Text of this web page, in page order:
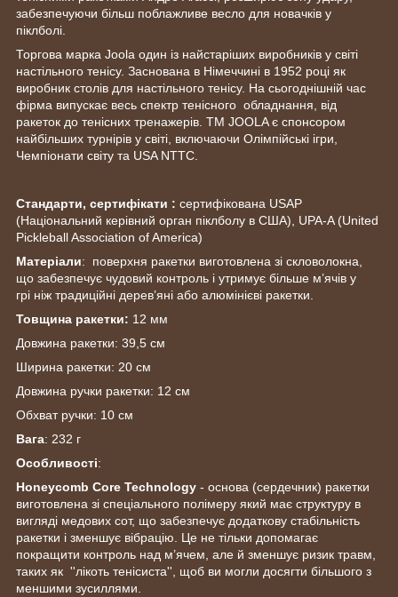
забезпечуючи більш поблажливе весло для новачків у
піклболі.
Торгова марка Joola один із найстаріших виробників у світі
настільного тенісу. Заснована в Німеччині в 1952 році як
виробник столів для настільного тенісу. На сьогоднішній час
фірма випускає весь спектр тенісного обладнання, від
ракеток до тенісних тренажерів. ТМ JOOLA є спонсором
найбільших турнірів у світі, включаючи Олімпійські ігри,
Чемпіонати світу та USA NTTC.
Стандарти, сертифікати : сертифікована USAP
(Національний керівний орган піклболу в США), UPA-A (United
Pickleball Association of America)
Матеріали: поверхня ракетки виготовлена зі скловолокна,
що забезпечує чудовий контроль і утримує більше м’ячів у
грі ніж традиційні дерев’яні або алюмінієві ракетки.
Товщина ракетки: 12 мм
Довжина ракетки: 39,5 см
Ширина ракетки: 20 см
Довжина ручки ракетки: 12 см
Обхват ручки: 10 см
Вага: 232 г
Особливості:
Honeycomb Core Technology - основа (сердечник) ракетки
виготовлена зі спеціального полімеру який має структуру в
вигляді медових сот, що забезпечує додаткову стабільність
ракетки і зменшує вібрацію. Це не тільки допомагає
покращити контроль над м’ячем, але й зменшує ризик травм,
таких як ''лікоть тенісиста'', щоб ви могли досягти більшого з
меншими зусиллями.